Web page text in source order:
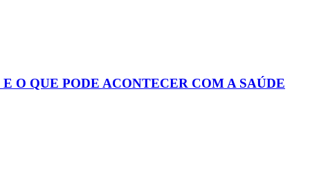
O QUE PODE ACONTECER COM A SAÚDE